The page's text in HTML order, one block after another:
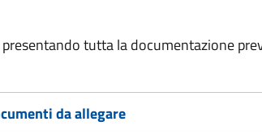
tutta la documentazione
da allegare